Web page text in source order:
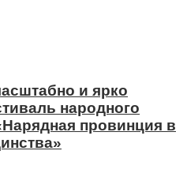
и ярко
народного
провинция в